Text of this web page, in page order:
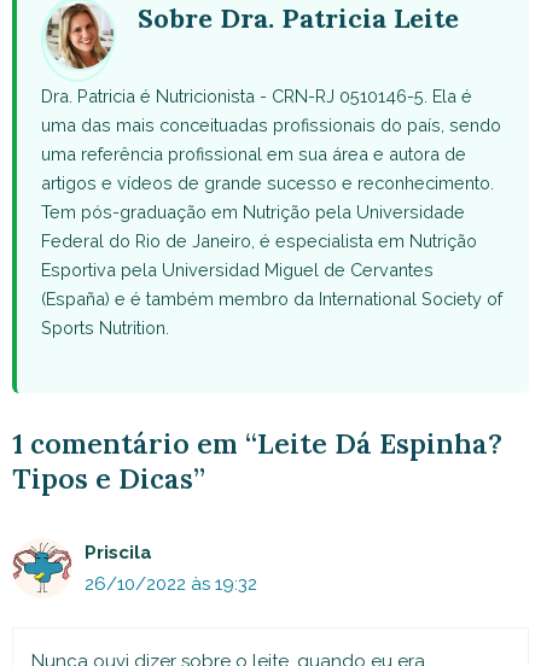
Sobre Dra. Patricia Leite
Dra. Patricia é Nutricionista - CRN-RJ 0510146-5. Ela é
uma das mais conceituadas profissionais do país, sendo
uma referência profissional em sua área e autora de
artigos e vídeos de grande sucesso e reconhecimento.
Tem pós-graduação em Nutrição pela Universidade
Federal do Rio de Janeiro, é especialista em Nutrição
Esportiva pela Universidad Miguel de Cervantes
(España) e é também membro da International Society of
Sports Nutrition.
1 comentário em “Leite Dá Espinha?
Tipos e Dicas”
Priscila
26/10/2022 às 19:32
Nunca ouvi dizer sobre o leite, quando eu era